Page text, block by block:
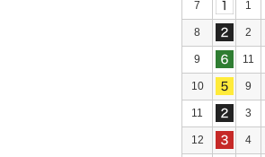
7 1
8 2
9 11
10 9
11 3
12 4